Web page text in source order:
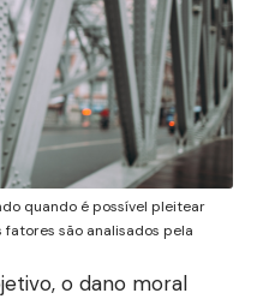
quando é possível pleitear
são analisados pela
o dano moral